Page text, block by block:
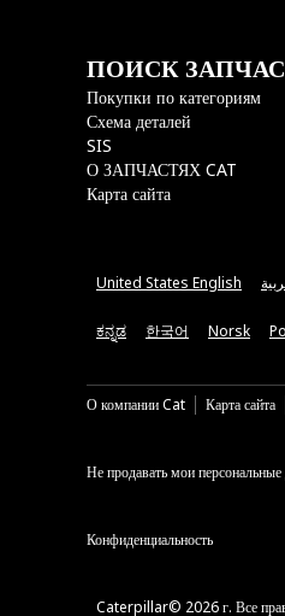
ПОИСК
Покупки по категориям
Схема деталей
SIS
О ЗАПЧАСТЯХ CAT
Карта сайта
United States English
ಕನ್ನಡ 한국어 Norsk
О компании Cat Карта сайта
Не продавать мои
Конфиденциальность
Caterpillar© 2026 г. Все